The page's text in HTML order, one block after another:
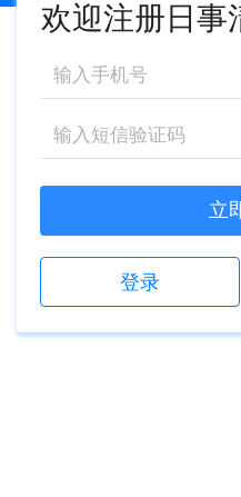
欢迎注册日事
立
登录